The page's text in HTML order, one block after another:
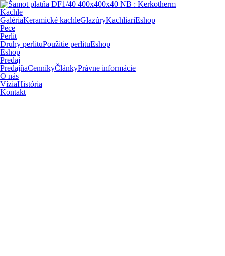
Kachle
GalériaKeramické kachleGlazúryKachliariEshop
Pece
Perlit
Druhy perlituPoužitie perlituEshop
Eshop
Predaj
PredajňaCenníkyČlánkyPrávne informácie
O nás
VíziaHistória
Kontakt